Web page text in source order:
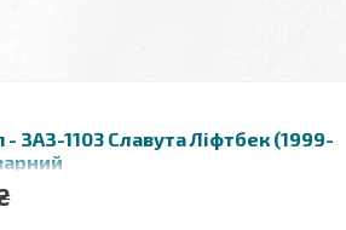
ЗАЗ-1103 Славута Ліфтбек (1999-